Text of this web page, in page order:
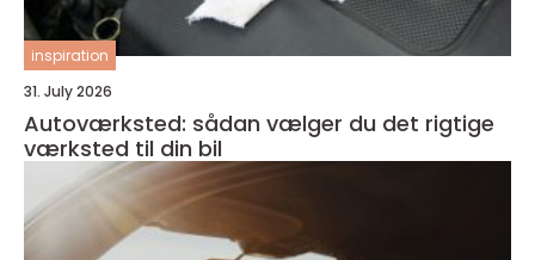
inspiration
31. July 2026
Autoværksted: sådan vælger du det rigtige
værksted til din bil